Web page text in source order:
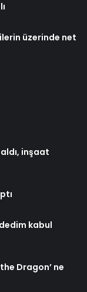
üzerinde net
inşaat
kabul
Dragon’ ne